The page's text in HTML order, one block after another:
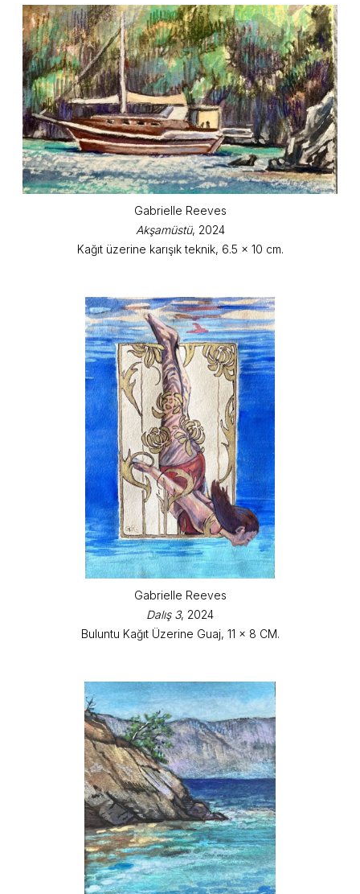
Gabrielle Reeves
Akşamüstü, 2024
Kağıt üzerine karışık teknik, 6.5 x 10 cm.
Gabrielle Reeves
Dalış 3, 2024
Buluntu Kağıt Üzerine Guaj, 11 x 8 CM.